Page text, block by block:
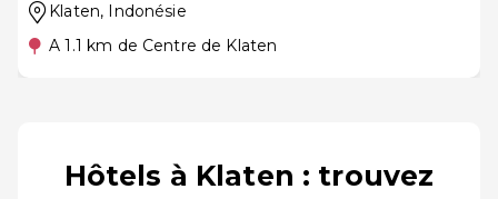
Klaten, Indonésie
A 1.1 km de Centre de Klaten
Hôtels à Klaten : trouvez